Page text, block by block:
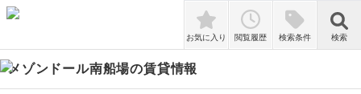
検索
お気に入り 閲覧履歴 検索条件 検索
メゾンドール南船場の賃貸情報